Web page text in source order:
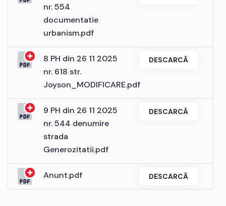
nr. 554
documentatie
urbanism.pdf
8 PH din 26 11 2025
nr. 618 str.
Joyson_MODIFICARE.pdf
DESCARCĂ
9 PH din 26 11 2025
nr. 544 denumire
strada
Generozitatii.pdf
DESCARCĂ
Anunt.pdf DESCARCĂ